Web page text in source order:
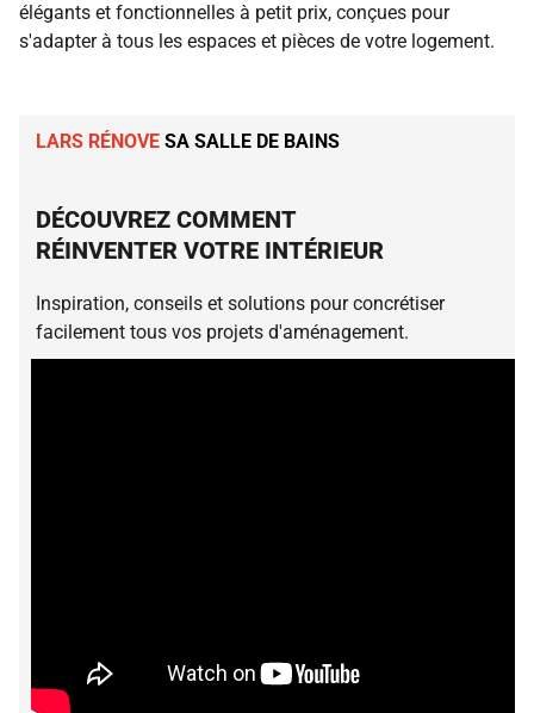
élégants et fonctionnelles à petit prix, conçues pour
s'adapter à tous les espaces et pièces de votre logement.
LARS RÉNOVE SA SALLE DE BAINS
DÉCOUVREZ COMMENT
RÉINVENTER VOTRE INTÉRIEUR
Inspiration, conseils et solutions pour concrétiser
facilement tous vos projets d'aménagement.